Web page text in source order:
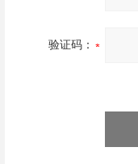
验证码：